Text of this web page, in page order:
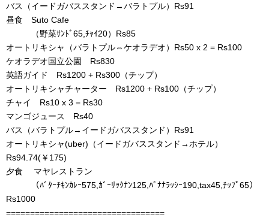
バス（イードガバススタンド→バラトプル）Rs91
昼食 Suto Cafe
（野菜ｻﾝﾄﾞ65,ﾁｬｲ20）Rs85
オートリキシャ（バラトプル⇔ケオラデオ）Rs50 x 2 = Rs100
ケオラデオ国立公園 Rs830
英語ガイド Rs1200 + Rs300（チップ）
オートリキシャチャーター Rs1200 + Rs100（チップ）
チャイ Rs10 x 3 = Rs30
マンゴジュース Rs40
バス（バラトプル→イードガバススタンド）Rs91
オートリキシャ(uber)（イードガバススタンド→ホテル）
Rs94.74(￥175)
夕食 マヤレストラン
（ﾊﾞﾀｰﾁｷﾝｶﾚｰ575,ｶﾞｰﾘｯｸﾅﾝ125,ﾊﾞﾅﾅﾗｯｼｰ190,tax45,ﾁｯﾌﾟ65）
Rs1000
=================================